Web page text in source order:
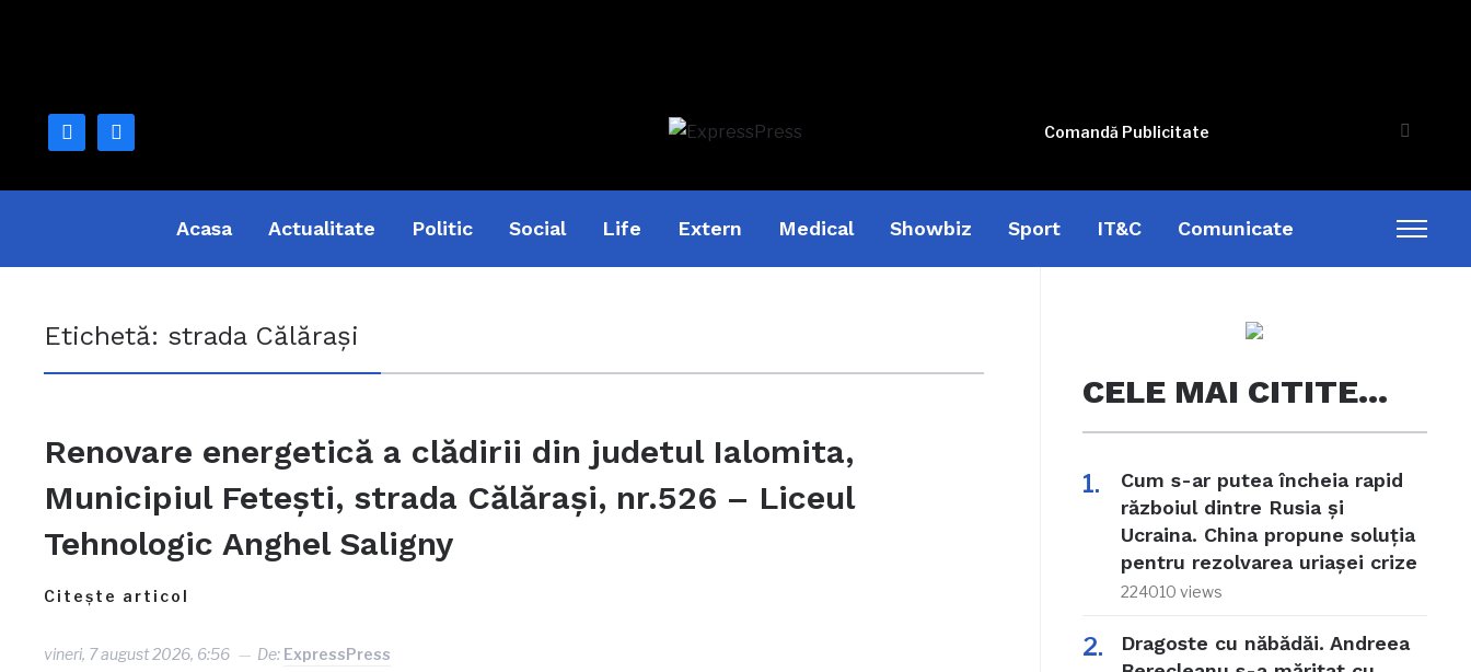
facebook
mail Comandă Publicitate
Acasa Actualitate Politic Social Life Extern Medical Showbiz Sport IT&C Comunicate
Etichetă: strada Călărași
Renovare energetică a clădirii din judetul Ialomita,
Municipiul Fetești, strada Călărași, nr.526 – Liceul
Tehnologic Anghel Saligny
Citește articol
vineri, 7 august 2026, 6:56 De: ExpressPress
CELE MAI CITITE…
Cum s-ar putea încheia rapid
războiul dintre Rusia și
Ucraina. China propune soluția
pentru rezolvarea uriașei crize
224010 views
Dragoste cu năbădăi. Andreea